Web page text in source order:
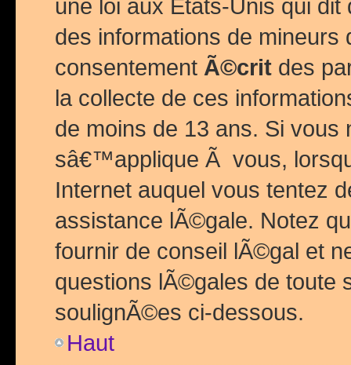
une loi aux Etats-Unis qui
des informations de mineurs
consentement Ã©crit des
la collecte de ces
de moins de 13 ans. Si
sâ€™applique Ã vous,
Internet auquel vous tentez
assistance lÃ©gale. Notez
fournir de conseil lÃ©gal et
questions lÃ©gales de
soulignÃ©es ci-dessous.
Haut